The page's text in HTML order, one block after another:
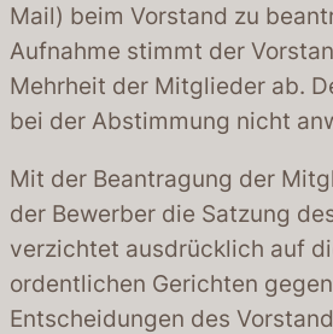
Mail) beim Vorstand zu
Aufnahme stimmt der
Mehrheit der Mitglieder ab.
bei der Abstimmung nicht
Mit der Beantragung der
der Bewerber die Satzung
verzichtet ausdrücklich auf
ordentlichen Gerichten
Entscheidungen des